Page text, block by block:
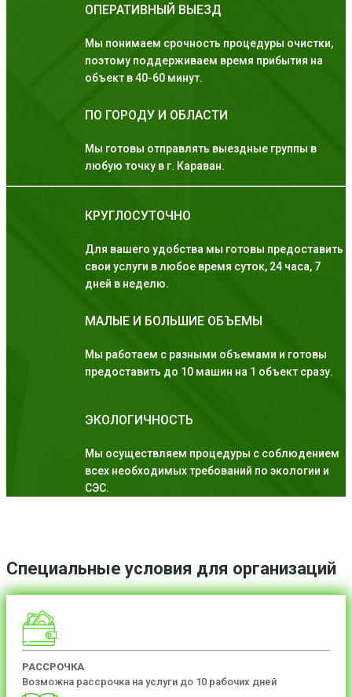
ОПЕРАТИВНЫЙ ВЫЕЗД
Мы понимаем срочность процедуры очистки,
поэтому поддерживаем время прибытия на
объект в 40-60 минут.
ПО ГОРОДУ И ОБЛАСТИ
Мы готовы отправлять выездные группы в
любую точку в г. Караван.
КРУГЛОСУТОЧНО
Для вашего удобства мы готовы предоставить
свои услуги в любое время суток, 24 часа, 7
дней в неделю.
МАЛЫЕ И БОЛЬШИЕ ОБЪЕМЫ
Мы работаем с разными объемами и готовы
предоставить до 10 машин на 1 объект сразу.
ЭКОЛОГИЧНОСТЬ
Мы осуществляем процедуры с соблюдением
всех необходимых требований по экологии и
СЭС.
Специальные условия для организаций
РАССРОЧКА
Возможна рассрочка на услуги до 10 рабочих дней